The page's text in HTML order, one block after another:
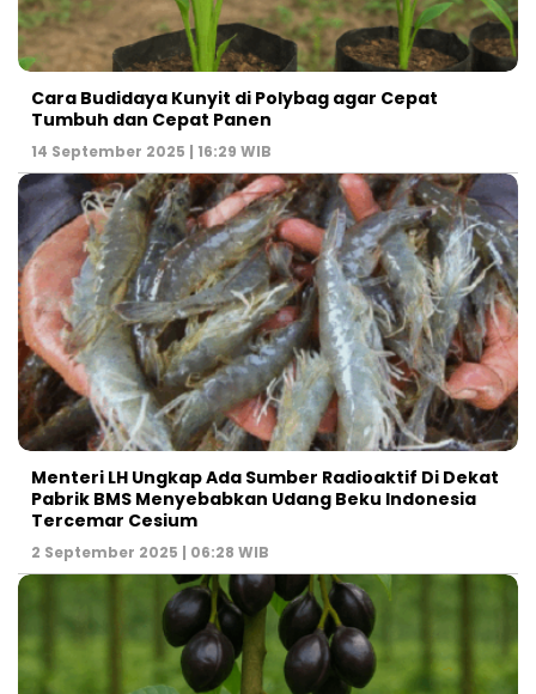
Cara Budidaya Kunyit di Polybag agar Cepat
Tumbuh dan Cepat Panen
14 September 2025 | 16:29 WIB
Menteri LH Ungkap Ada Sumber Radioaktif Di Dekat
Pabrik BMS Menyebabkan Udang Beku Indonesia
Tercemar Cesium
2 September 2025 | 06:28 WIB